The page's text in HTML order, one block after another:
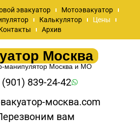
эвакуатор
Мотоэвакуатор
Калькулятор
Цены
Архив
Москва
манипулятор Москва и МО
(901) 839-24-42
москва.com
вам